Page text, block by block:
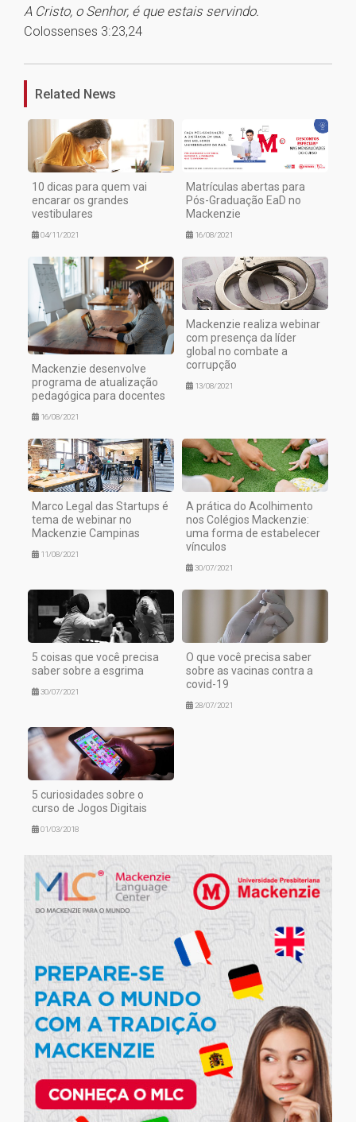
A Cristo, o Senhor, é que estais servindo.
Colossenses 3:23,24
Related News
10 dicas para quem vai
encarar os grandes
vestibulares
04/11/2021
Matrículas abertas para
Pós-Graduação EaD no
Mackenzie
16/08/2021
Mackenzie desenvolve
programa de atualização
pedagógica para docentes
16/08/2021
Mackenzie realiza webinar
com presença da líder
global no combate a
corrupção
13/08/2021
Marco Legal das Startups é
tema de webinar no
Mackenzie Campinas
11/08/2021
A prática do Acolhimento
nos Colégios Mackenzie:
uma forma de estabelecer
vínculos
30/07/2021
5 coisas que você precisa
saber sobre a esgrima
30/07/2021
O que você precisa saber
sobre as vacinas contra a
covid-19
28/07/2021
5 curiosidades sobre o
curso de Jogos Digitais
01/03/2018